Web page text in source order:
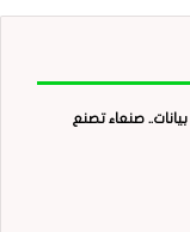
صنعاء تصنع